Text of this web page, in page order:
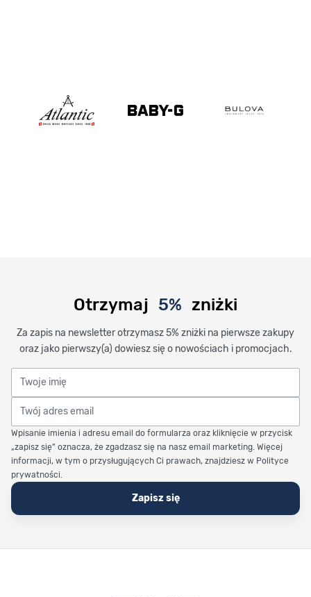
Otrzymaj 5% zniżki
Za zapis na newsletter otrzymasz 5% zniżki na pierwsze zakupy
oraz jako pierwszy(a) dowiesz się o nowościach i promocjach.
Twoje imię
Twój adres email
Wpisanie imienia i adresu email do formularza oraz kliknięcie w przycisk
„zapisz się” oznacza, że zgadzasz się na nasz email marketing. Więcej
informacji, w tym o przysługujących Ci prawach, znajdziesz w Polityce
prywatności.
Zapisz się